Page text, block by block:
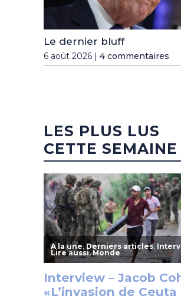
Le dernier bluff
6 août 2026 | 4 commentaires
LES PLUS LUS
CETTE SEMAINE